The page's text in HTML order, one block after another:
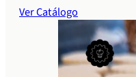
Ver Catálogo